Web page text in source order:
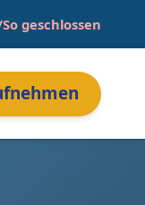
geschlossen